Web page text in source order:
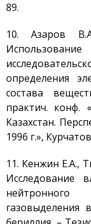
89.
10. Азаров
определения
состава
практич. конф.
Казахстан.
1996 г.»,
11. Кенжин Е.А.,
Исследование
газовыделения